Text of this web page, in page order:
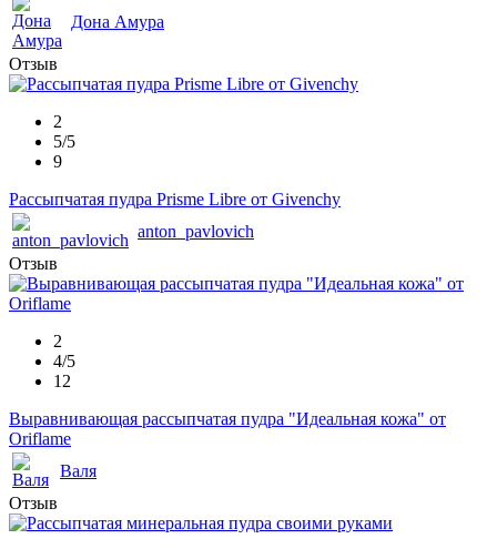
Дона Амура
Отзыв
2
5/5
9
Рассыпчатая пудра Prisme Libre от Givenchy
anton_pavlovich
Отзыв
2
4/5
12
Выравнивающая рассыпчатая пудра "Идеальная кожа" от
Oriflame
Валя
Отзыв